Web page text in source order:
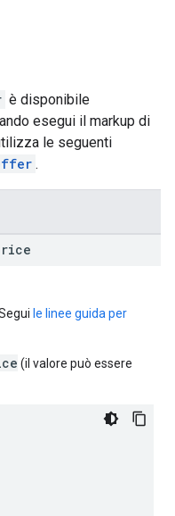
è disponibile
esegui il markup di
le seguenti
.
le linee guida per
(il valore può essere